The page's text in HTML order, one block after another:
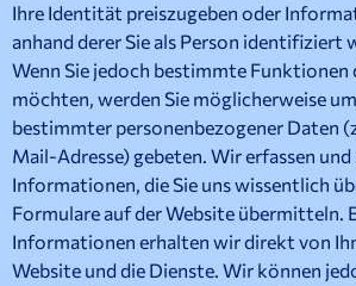
Ihre Identität preiszugeben oder
anhand derer Sie als Person identifiziert
Wenn Sie jedoch bestimmte Funktionen
möchten, werden Sie möglicherweise
bestimmter personenbezogener Daten
Mail-Adresse) gebeten. Wir erfassen und
Informationen, die Sie uns wissentlich
Formulare auf der Website übermitteln.
Informationen erhalten wir direkt von
Website und die Dienste. Wir können